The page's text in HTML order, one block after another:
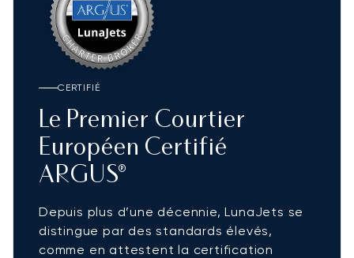
CERTIFIÉ
Le Premier Courtier
Européen Certifié
ARGUS®
Depuis plus d’une décennie, LunaJets se
distingue par des standards élevés,
comme en attestent la certification